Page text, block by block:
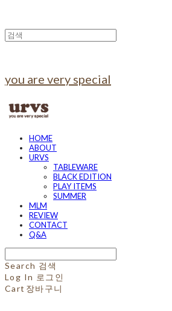
you are very special
HOME
ABOUT
URVS
TABLEWARE
BLACK EDITION
PLAY ITEMS
SUMMER
MLM
REVIEW
CONTACT
Q&A
Search 검색
Log In 로그인
Cart 장바구니